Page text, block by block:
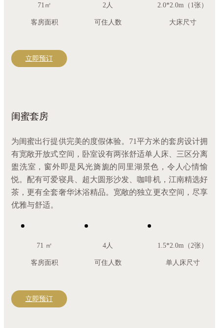
71㎡
客房面积
2人
可住人数
2.0*2.0m（1张）
大床尺寸
立即预订
闺蜜套房
为闺蜜出行提供完美的度假体验。71平方米的套房设计拥
有宽敞开放式空间，卧室设有两张舒适单人床、三区分离
盥洗室，窗外即是风光旖旎的同里湖景色，令人心情愉
悦。配有可爱寝具、超大圆形沙发、咖啡机，江南精选好
茶，更有全套奢华沐浴精品。宽敞的独立更衣空间，尽享
优雅与舒适。
71 ㎡
客房面积
4人
可住人数
1.5*2.0m（2张）
单人床尺寸
立即预订